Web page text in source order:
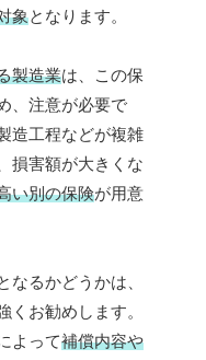
象となります。
製造業は、この保
、注意が必要で
造工程などが複雑
損害額が大きくな
い別の保険が用意
なるかどうかは、
くお勧めします。
よって補償内容や